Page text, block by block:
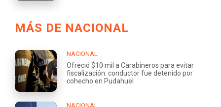
MÁS DE NACIONAL
NACIONAL
Ofreció $10 mil a Carabineros para evitar
fiscalización: conductor fue detenido por
cohecho en Pudahuel
NACIONAL